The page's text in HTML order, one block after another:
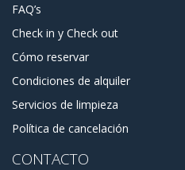
FAQ’s
Check in y Check out
Cómo reservar
Condiciones de alquiler
Servicios de limpieza
Política de cancelación
CONTACTO